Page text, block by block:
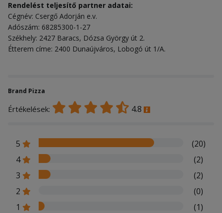
Rendelést teljesítő partner adatai:
Cégnév: Csergő Adorján e.v.
Adószám: 68285300-1-27
Székhely: 2427 Baracs, Dózsa György út 2.
Étterem címe: 2400 Dunaújváros, Lobogó út 1/A.
Brand Pizza
Értékelések: 4.8
5
(20)
4
(2)
3
(2)
2
(0)
1
(1)